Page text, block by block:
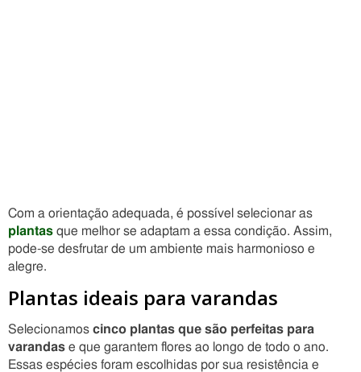
Com a orientação adequada, é possível selecionar as
plantas que melhor se adaptam a essa condição. Assim,
pode-se desfrutar de um ambiente mais harmonioso e
alegre.
Plantas ideais para varandas
Selecionamos cinco plantas que são perfeitas para
varandas e que garantem flores ao longo de todo o ano.
Essas espécies foram escolhidas por sua resistência e